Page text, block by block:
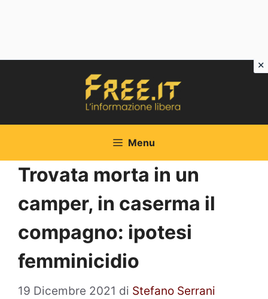
Menu
Trovata morta in un
camper, in caserma il
compagno: ipotesi
femminicidio
19 Dicembre 2021 di Stefano Serrani